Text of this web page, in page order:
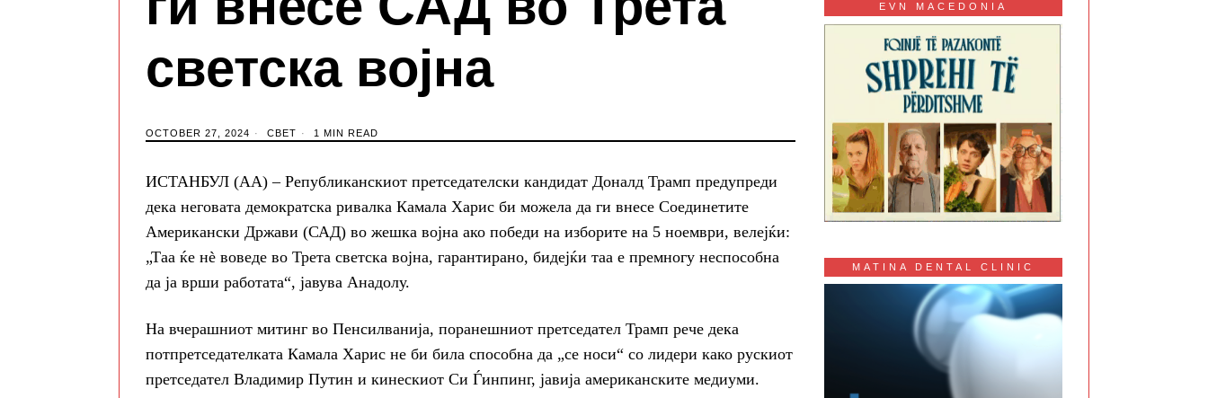
светска војна
OCTOBER 27, 2024 СВЕТ 1 MIN READ
ИСТАНБУЛ (АА) – Републиканскиот претседателски кандидат Доналд Трамп предупреди
дека неговата демократска ривалка Камала Харис би можела да ги внесе Соединетите
Американски Држави (САД) во жешка војна ако победи на изборите на 5 ноември, велејќи:
„Таа ќе нѐ воведе во Трета светска војна, гарантирано, бидејќи таа е премногу неспособна
да ја врши работата“, јавува Анадолу.
На вчерашниот митинг во Пенсилванија, поранешниот претседател Трамп рече дека
потпретседателката Камала Харис не би била способна да „се носи“ со лидери како рускиот
претседател Владимир Путин и кинескиот Си Ѓинпинг, јавија американските медиуми.
EVN MACEDONIA
MATINA DENTAL CLINIC